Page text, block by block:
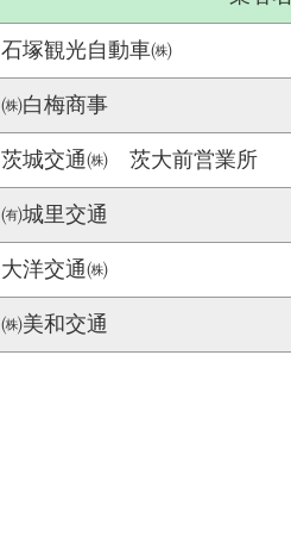
石塚観光自動車㈱
㈱白梅商事
茨城交通㈱ 茨大前営業所
㈲城里交通
大洋交通㈱
㈱美和交通